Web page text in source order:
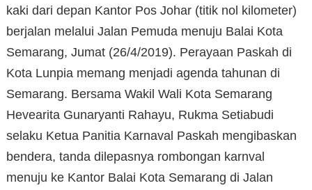
kaki dari depan Kantor Pos Johar (titik nol kilometer)
berjalan melalui Jalan Pemuda menuju Balai Kota
Semarang, Jumat (26/4/2019). Perayaan Paskah di
Kota Lunpia memang menjadi agenda tahunan di
Semarang. Bersama Wakil Wali Kota Semarang
Hevearita Gunaryanti Rahayu, Rukma Setiabudi
selaku Ketua Panitia Karnaval Paskah mengibaskan
bendera, tanda dilepasnya rombongan karnval
menuju ke Kantor Balai Kota Semarang di Jalan